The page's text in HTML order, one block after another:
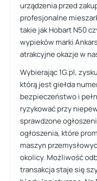
urządzenia przed
profesjonalne
takie jak Hobart N50
wypieków marki
atrakcyjne okazje w
Wybierając 1G.pl,
którą jest giełda
bezpieczeństwo i
ryzykować przy
sprawdzone
ogłoszenia, które
maszyn
okolicy. Możliwość
transakcja staje się